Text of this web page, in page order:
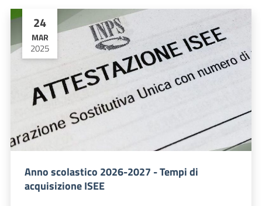
24
MAR
2025
Anno scolastico 2026-2027 - Tempi di
acquisizione ISEE